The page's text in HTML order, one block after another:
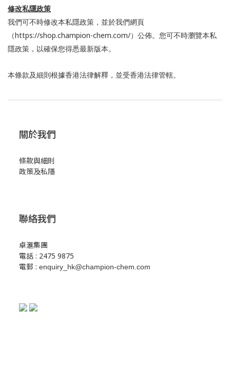
修改私隱政策
我們可不時修改本私隱政策，並於我們網頁
（https://shop.champion-chem.com/）公佈。您可不時瀏覽本私
隱政策，以確保您得悉最新版本。
本條款及細則根據香港法律解釋，並受香港法律管轄。
關於我們
條款與細則
政策及私隱
聯絡我們
卓滙集團
電話 : 2475 9875
電郵 : enquiry_hk@champion-chem.com